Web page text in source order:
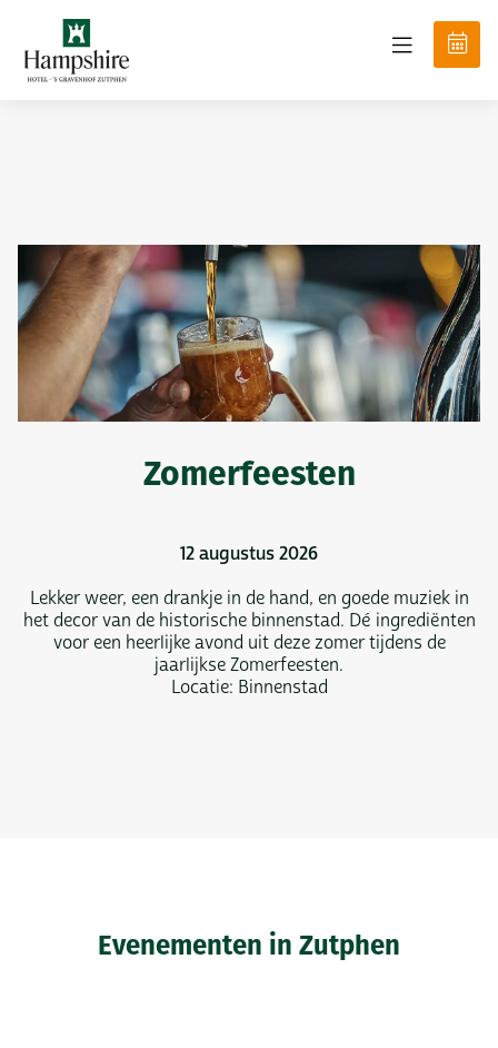
Zomerfeesten
12 augustus 2026
Lekker weer, een drankje in de hand, en goede muziek in
het decor van de historische binnenstad. Dé ingrediënten
voor een heerlijke avond uit deze zomer tijdens de
jaarlijkse Zomerfeesten.
Locatie: Binnenstad
Evenementen in Zutphen